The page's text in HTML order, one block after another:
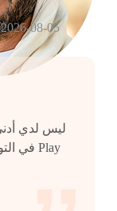
2026-08-05 /